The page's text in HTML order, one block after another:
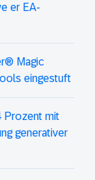
er EA-
Magic
eingestuft
Prozent mit
generativer